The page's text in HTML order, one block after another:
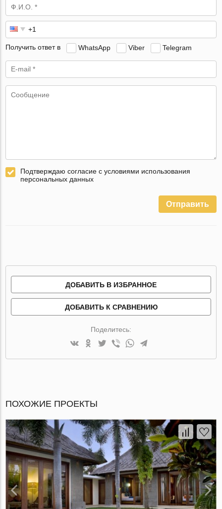
Получить ответ в WhatsApp Viber Telegram
Подтверждаю согласие с условиями использования
персональных данных
Отправить
ДОБАВИТЬ В ИЗБРАННОЕ
ДОБАВИТЬ К СРАВНЕНИЮ
Поделитесь:
ПОХОЖИЕ ПРОЕКТЫ